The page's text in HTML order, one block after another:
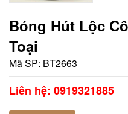
Bóng Hút Lộc
Toại
Mã SP: BT2663
Liên hệ: 0919321885